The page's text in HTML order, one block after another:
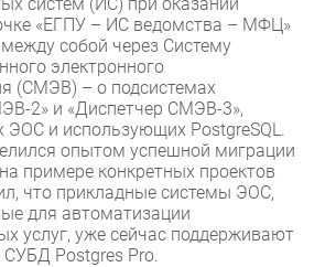
«ЕГПУ – ИС ведомства – МФЦ»
собой через Систему
электронного
(СМЭВ) – о подсистемах
2» и «Диспетчер СМЭВ-3»,
ЭОС и использующих PostgreSQL.
опытом успешной миграции
примере конкретных проектов
что прикладные системы ЭОС,
для автоматизации
услуг, уже сейчас поддерживают
СУБД Postgres Pro.